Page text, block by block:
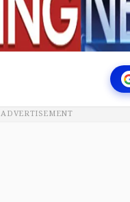
ADVERTISEMENT